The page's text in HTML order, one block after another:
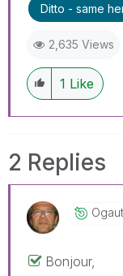
Ditto - same
2,635 Views
1 Like
2 Replies
Bonjour,